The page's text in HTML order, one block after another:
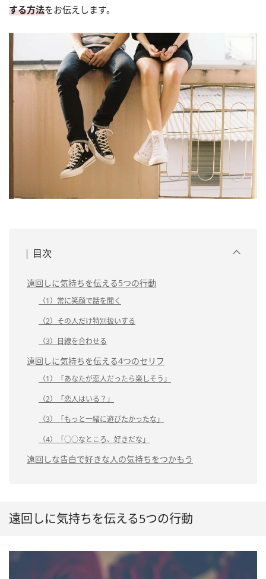
する方法をお伝えします。
目次
遠回しに気持ちを伝える5つの行動
（1）常に笑顔で話を聞く
（2）その人だけ特別扱いする
（3）目線を合わせる
遠回しに気持ちを伝える4つのセリフ
（1）「あなたが恋人だったら楽しそう」
（2）「恋人はいる？」
（3）「もっと一緒に遊びたかったな」
（4）「○○なところ、好きだな」
遠回しな告白で好きな人の気持ちをつかもう
遠回しに気持ちを伝える5つの行動